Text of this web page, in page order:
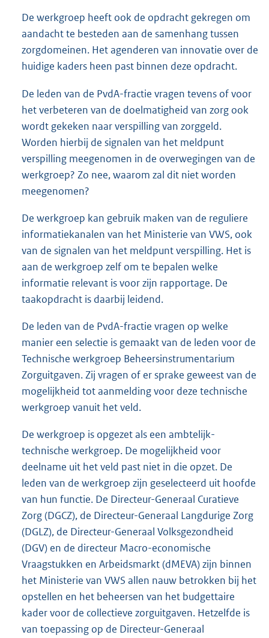
De werkgroep heeft ook de opdracht gekregen om
aandacht te besteden aan de samenhang tussen
zorgdomeinen. Het agenderen van innovatie over de
huidige kaders heen past binnen deze opdracht.
De leden van de PvdA-fractie vragen tevens of voor
het verbeteren van de doelmatigheid van zorg ook
wordt gekeken naar verspilling van zorggeld.
Worden hierbij de signalen van het meldpunt
verspilling meegenomen in de overwegingen van de
werkgroep? Zo nee, waarom zal dit niet worden
meegenomen?
De werkgroep kan gebruik maken van de reguliere
informatiekanalen van het Ministerie van VWS, ook
van de signalen van het meldpunt verspilling. Het is
aan de werkgroep zelf om te bepalen welke
informatie relevant is voor zijn rapportage. De
taakopdracht is daarbij leidend.
De leden van de PvdA-fractie vragen op welke
manier een selectie is gemaakt van de leden voor de
Technische werkgroep Beheersinstrumentarium
Zorguitgaven. Zij vragen of er sprake geweest van de
mogelijkheid tot aanmelding voor deze technische
werkgroep vanuit het veld.
De werkgroep is opgezet als een ambtelijk-
technische werkgroep. De mogelijkheid voor
deelname uit het veld past niet in die opzet. De
leden van de werkgroep zijn geselecteerd uit hoofde
van hun functie. De Directeur-Generaal Curatieve
Zorg (DGCZ), de Directeur-Generaal Langdurige Zorg
(DGLZ), de Directeur-Generaal Volksgezondheid
(DGV) en de directeur Macro-economische
Vraagstukken en Arbeidsmarkt (dMEVA) zijn binnen
het Ministerie van VWS allen nauw betrokken bij het
opstellen en het beheersen van het budgettaire
kader voor de collectieve zorguitgaven. Hetzelfde is
van toepassing op de Directeur-Generaal